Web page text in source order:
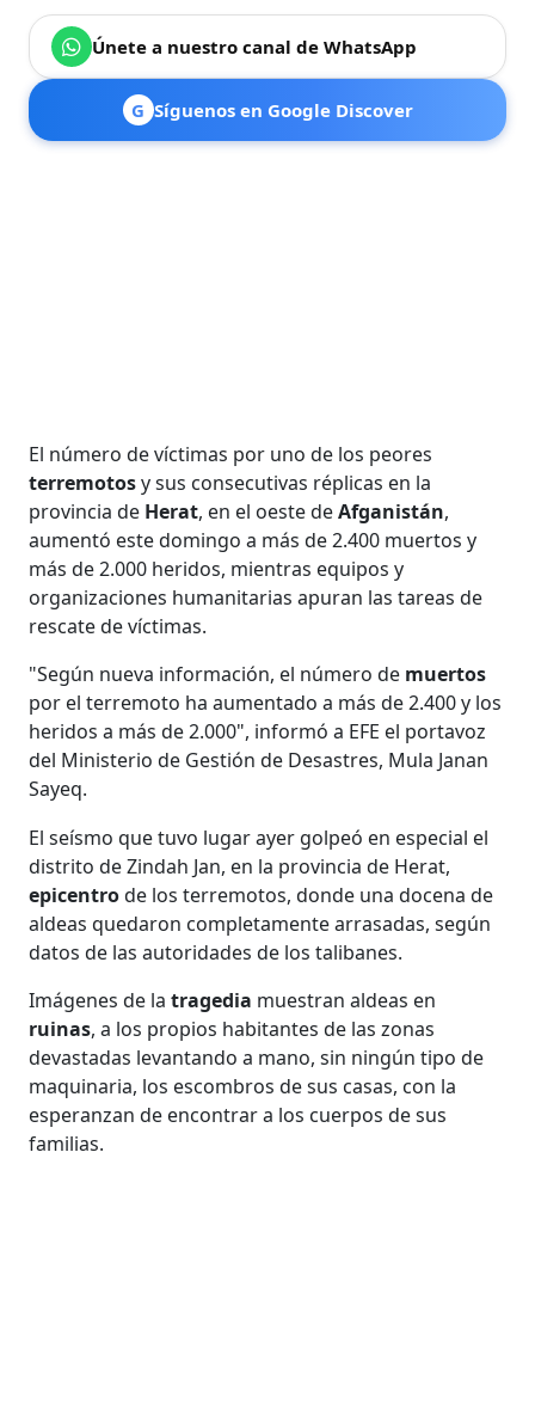
Únete a nuestro canal de WhatsApp
G Síguenos en Google Discover
El número de víctimas por uno de los peores
terremotosy sus consecutivas réplicas en la
provincia de Herat, en el oeste deAfganistán,
aumentó este domingo a más de 2.400 muertos y
más de 2.000 heridos, mientras equipos y
organizaciones humanitarias apuran las tareas de
rescate de víctimas.
"Según nueva información, el número de muertos
por el terremoto ha aumentado a más de 2.400 y los
heridos a más de 2.000", informó a EFE el portavoz
del Ministerio de Gestión de Desastres, Mula Janan
Sayeq.
El seísmo que tuvo lugar ayer golpeó en especial el
distrito de Zindah Jan, en la provincia de Herat,
epicentrode los terremotos, donde una docena de
aldeas quedaron completamente arrasadas, según
datos de las autoridades de los talibanes.
Imágenes de la tragedia muestran aldeas en
ruinas, a los propios habitantes de las zonas
devastadas levantando a mano, sin ningún tipo de
maquinaria, los escombros de sus casas, con la
esperanzan de encontrar a los cuerpos de sus
familias.